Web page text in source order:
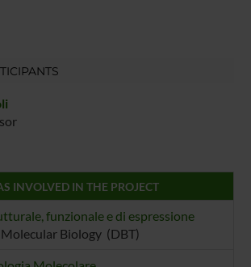
INVOLVED IN THE PROJECT
funzionale e di espressione
Biology (DBT)